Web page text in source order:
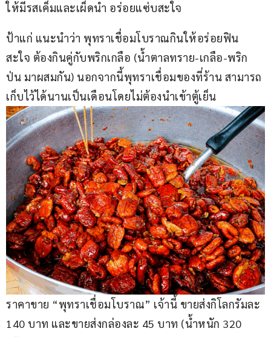
ให้มีรสเค็มและเผ็ดนำ อร่อยแซ่บสะใจ
ป้าแก่ แนะนำว่า พุทราเชื่อมโบราณกินให้อร่อยฟิน
สะใจ ต้องกินคู่กับพริกเกลือ (น้ำตาลทราย-เกลือ-พริก
ป่น มาผสมกัน) นอกจากนี้พุทราเชื่อมของที่ร้าน สามารถ
เก็บไว้ได้นานเป็นเดือนโดยไม่ต้องนำเข้าตู้เย็น
ราคาขาย “พุทราเชื่อมโบราณ” เจ้านี้ ขายส่งกิโลกรัมละ
140 บาท และขายส่งกล่องละ 45 บาท (น้ำหนัก 320